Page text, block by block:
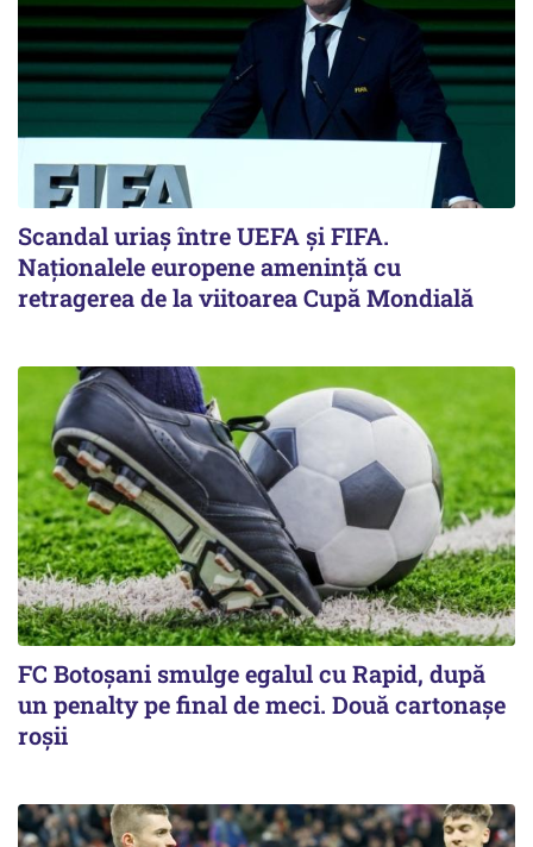
Scandal uriaş între UEFA şi FIFA.
Naţionalele europene ameninţă cu
retragerea de la viitoarea Cupă Mondială
FC Botoşani smulge egalul cu Rapid, după
un penalty pe final de meci. Două cartonaşe
roşii